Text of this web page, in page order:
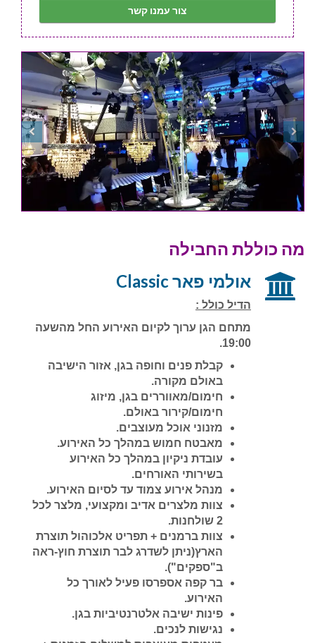
מה כוללת החבילה
אולמי פאר Classic
הדיל כולל :
מתחם הגן ערוך לקיום האירוע החל מהשעה
19:00.
קבלת פנים וחופה בגן, אזור הישיבה
באולם מקורה.
חימום/מאווררים בגן, מיזוג
חימום/קירור באולם.
מזנוני אוכל מעוצבים.
מאבטח חמוש במהלך כל האירוע.
עובדת ניקיון במהלך כל האירוע
בשירותי האורחים.
מנהל אירוע צמוד עד לסיום האירוע.
צוות מלצרים אדיב ומקצועי, מלצר לכל
2 שולחנות.
צוות ברמנים + תפריט אלכוהול תוצרת
הארץ(ניתן לשדרג לבר תוצרת חוץ-ראה
ב"ספקים").
בר קפה אספרסו פעיל לאורך כל
האירוע.
פינות ישיבה אלטרנטיביות בגן.
נגישות לנכים.